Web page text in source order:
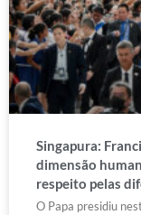
Singapura:
dimensão
respeito pelas
O Papa presidiu